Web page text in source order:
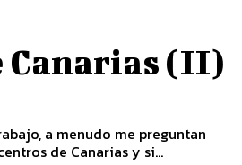
Canarias (II)
a menudo me preguntan
de Canarias y si...